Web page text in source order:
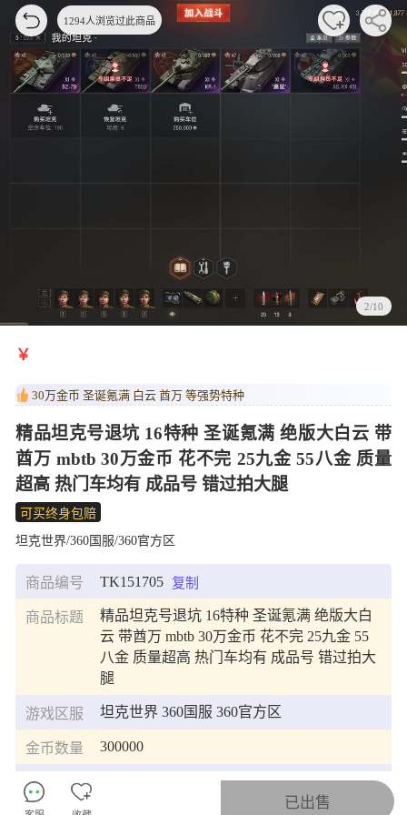
1294人浏览过此商品
2/10
￥
30万金币 圣诞氪满 白云 酋万 等强势特种
精品坦克号退坑 16特种 圣诞氪满 绝版大白云 带
酋万 mbtb 30万金币 花不完 25九金 55八金 质量
超高 热门车均有 成品号 错过拍大腿
可买终身包赔
坦克世界/360国服/360官方区
商品编号 TK151705 复制
商品标题
精品坦克号退坑 16特种 圣诞氪满 绝版大白
云 带酋万 mbtb 30万金币 花不完 25九金 55
八金 质量超高 热门车均有 成品号 错过拍大
腿
游戏区服 坦克世界 360国服 360官方区
金币数量 300000
银币数量
已出售